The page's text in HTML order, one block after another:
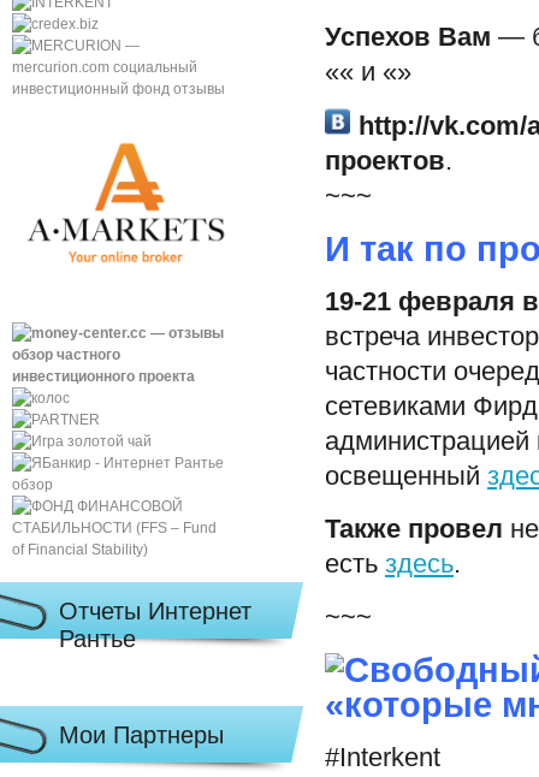
Отчеты Интернет
Рантье
Мои Партнеры
Успехов Вам —
«« и «»
http://vk.com/
проектов.
~~~
И так по
19-21 февраля
встреча
частности
сетевиками
освещенный
Также провел
есть здесь.
~~~
«которые
#Interkent